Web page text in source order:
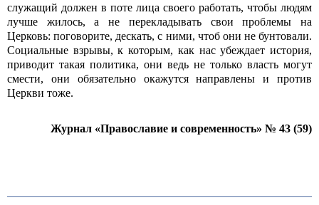
служащий должен в поте лица своего работать, чтобы людям
лучше жилось, а не перекладывать свои проблемы на
Церковь: поговорите, дескать, с ними, чтоб они не бунтовали.
Социальные взрывы, к которым, как нас убеждает история,
приводит такая политика, они ведь не только власть могут
смести, они обязательно окажутся направлены и против
Церкви тоже.
Журнал «Православие и современность» № 43 (59)